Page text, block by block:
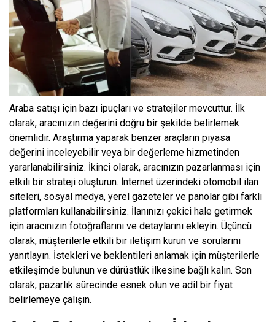
Araba satışı için bazı ipuçları ve stratejiler mevcuttur. İlk
olarak, aracınızın değerini doğru bir şekilde belirlemek
önemlidir. Araştırma yaparak benzer araçların piyasa
değerini inceleyebilir veya bir değerleme hizmetinden
yararlanabilirsiniz. İkinci olarak, aracınızın pazarlanması için
etkili bir strateji oluşturun. İnternet üzerindeki otomobil ilan
siteleri, sosyal medya, yerel gazeteler ve panolar gibi farklı
platformları kullanabilirsiniz. İlanınızı çekici hale getirmek
için aracınızın fotoğraflarını ve detaylarını ekleyin. Üçüncü
olarak, müşterilerle etkili bir iletişim kurun ve sorularını
yanıtlayın. İstekleri ve beklentileri anlamak için müşterilerle
etkileşimde bulunun ve dürüstlük ilkesine bağlı kalın. Son
olarak, pazarlık sürecinde esnek olun ve adil bir fiyat
belirlemeye çalışın.